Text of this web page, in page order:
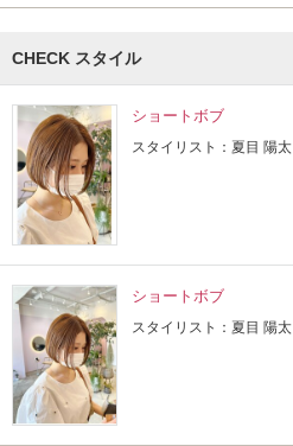
CHECK スタイル
ショートボブ
スタイリスト：夏目 陽太
ショートボブ
スタイリスト：夏目 陽太